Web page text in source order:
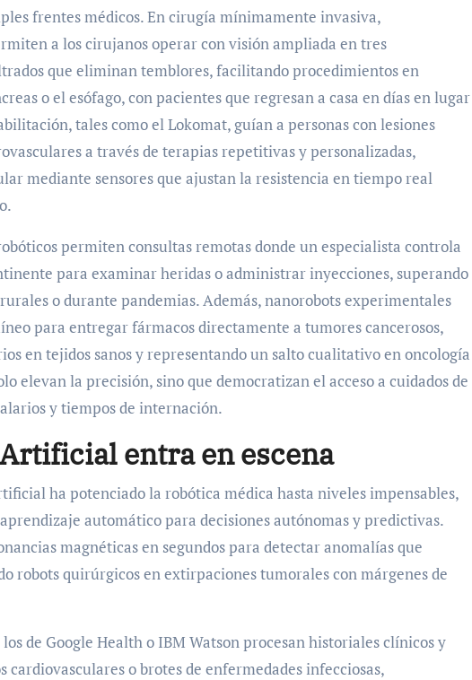
frentes médicos. En cirugía mínimamente invasiva,
a los cirujanos operar con visión ampliada en tres
que eliminan temblores, facilitando procedimientos en
o el esófago, con pacientes que regresan a casa en días en lugar
tales como el Lokomat, guían a personas con lesiones
a través de terapias repetitivas y personalizadas,
mediante sensores que ajustan la resistencia en tiempo real
permiten consultas remotas donde un especialista controla
para examinar heridas o administrar inyecciones, superando
o durante pandemias. Además, nanorobots experimentales
para entregar fármacos directamente a tumores cancerosos,
en tejidos sanos y representando un salto cualitativo en oncología
elevan la precisión, sino que democratizan el acceso a cuidados de
y tiempos de internación.
entra en escena
ha potenciado la robótica médica hasta niveles impensables,
automático para decisiones autónomas y predictivas.
magnéticas en segundos para detectar anomalías que
robots quirúrgicos en extirpaciones tumorales con márgenes de
de Google Health o IBM Watson procesan historiales clínicos y
cardiovasculares o brotes de enfermedades infecciosas,